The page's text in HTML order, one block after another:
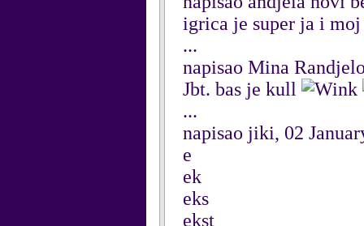
igrica je super ja i
...
napisao Mina
Jbt. bas je kull
...
napisao jiki, 02
e
ek
eks
ekst